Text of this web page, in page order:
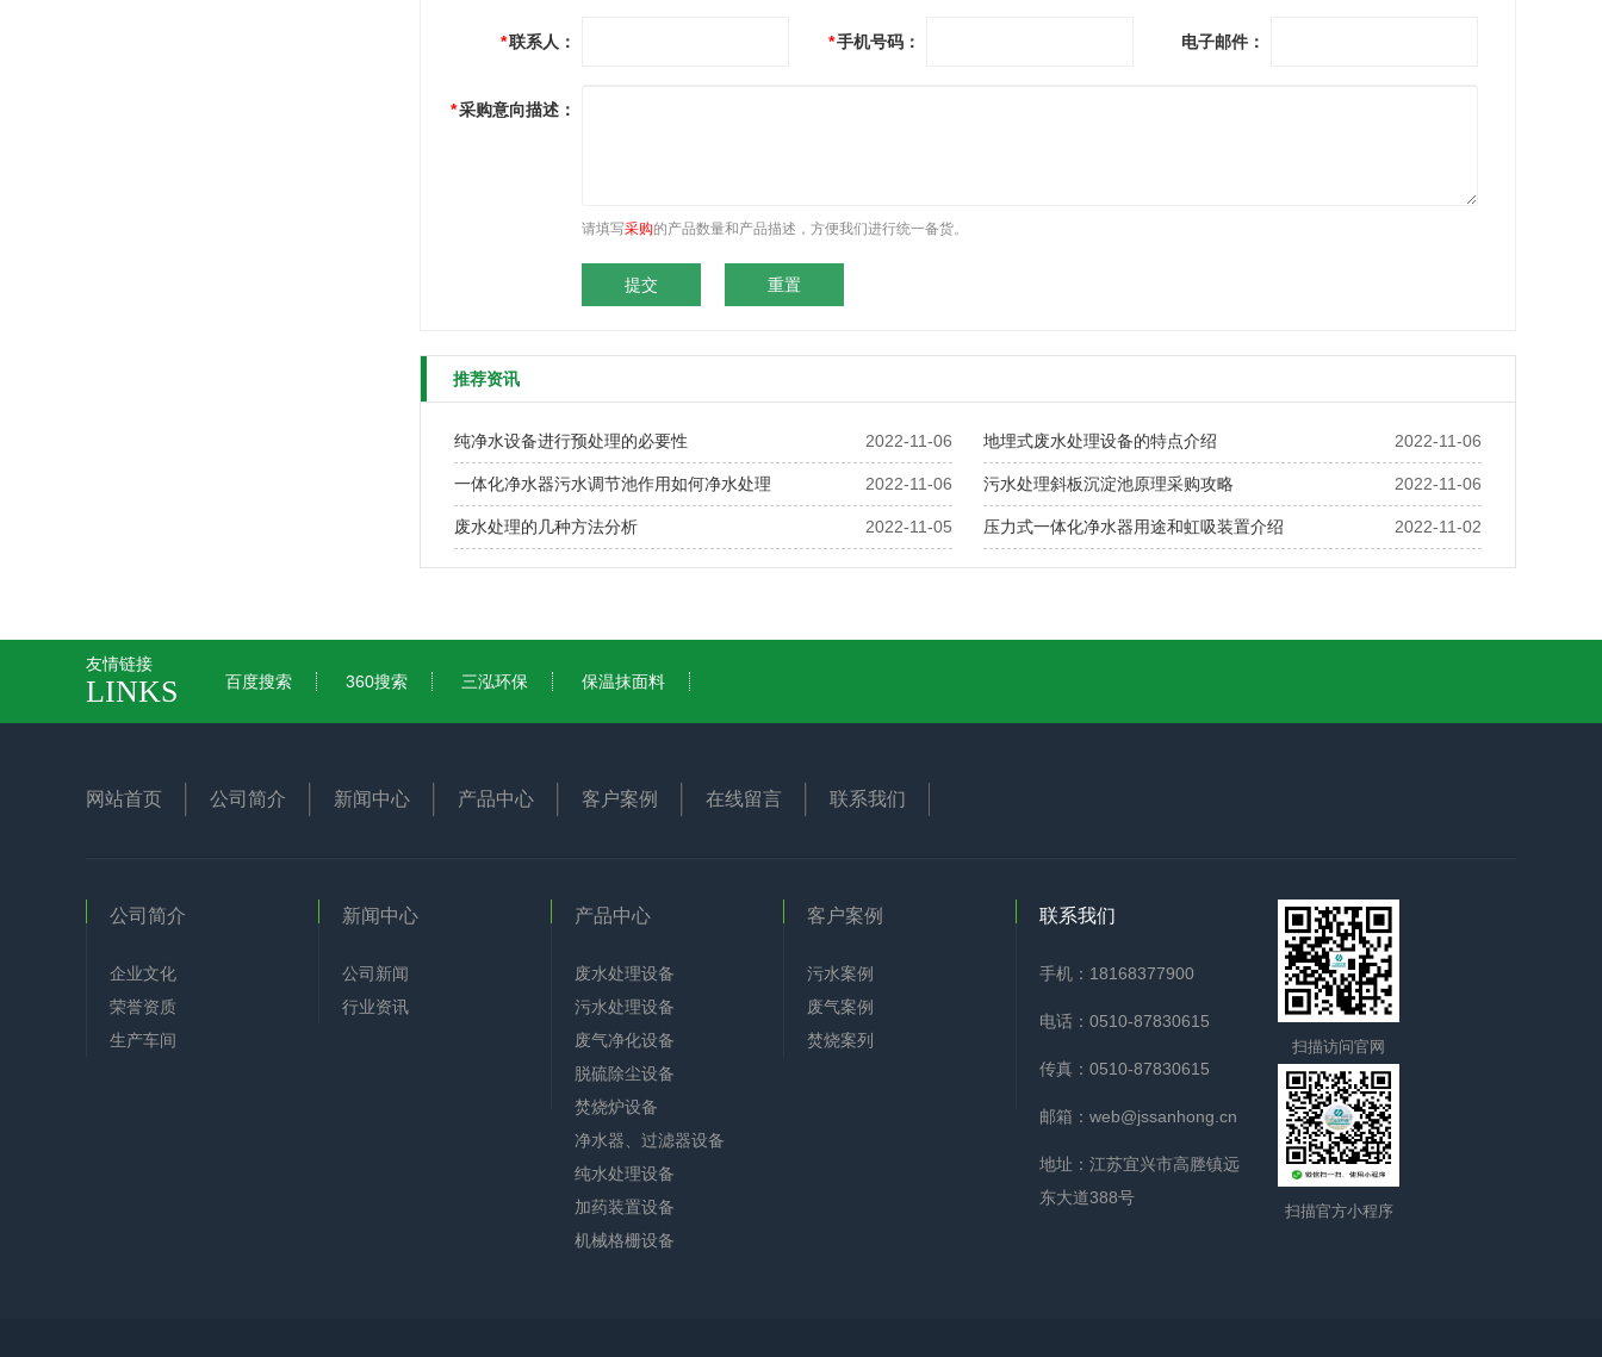
*联系人： *手机号码： 电子邮件：
*采购意向描述：
请填写采购的产品数量和产品描述，方便我们进行统一备货。
推荐资讯
2022-11-06
纯净水设备进行预处理的必要性 2022-11-06
地埋式废水处理设备的特点介绍
2022-11-06
一体化净水器污水调节池作用如何净水处理 2022-11-06
污水处理斜板沉淀池原理采购攻略
2022-11-05
废水处理的几种方法分析 2022-11-02
压力式一体化净水器用途和虹吸装置介绍
友情链接
LINKS 百度搜索 360搜索 三泓环保 保温抹面料
网站首页 公司简介 新闻中心 产品中心 客户案例 在线留言 联系我们
公司简介
企业文化
荣誉资质
生产车间
新闻中心
公司新闻
行业资讯
产品中心
废水处理设备
污水处理设备
废气净化设备
脱硫除尘设备
焚烧炉设备
净水器、过滤器设备
纯水处理设备
加药装置设备
机械格栅设备
客户案例
污水案例
废气案例
焚烧案列
联系我们
手机：18168377900
电话：0510-87830615
传真：0510-87830615
邮箱：web@jssanhong.cn
地址：江苏宜兴市高塍镇远
东大道388号
扫描访问官网
扫描官方小程序